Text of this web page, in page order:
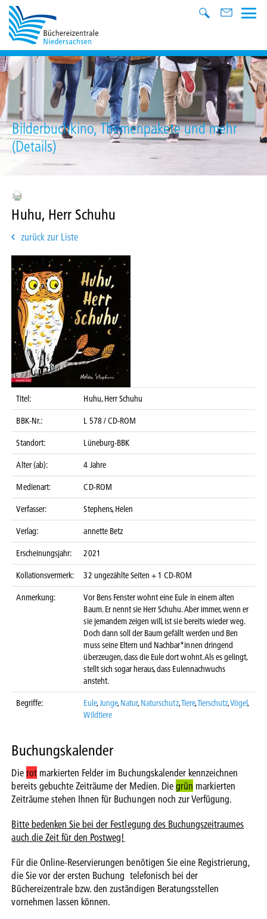
Bilderbuchkino, Themenpakete und mehr
(Details)
Huhu, Herr Schuhu
zurück zur Liste
Titel: Huhu, Herr Schuhu
BBK-Nr.: L 578 / CD-ROM
Standort: Lüneburg-BBK
Alter (ab): 4 Jahre
Medienart: CD-ROM
Verfasser: Stephens, Helen
Verlag: annette Betz
Erscheinungsjahr: 2021
Kollationsvermerk: 32 ungezählte Seiten + 1 CD-ROM
Anmerkung:
Vor Bens Fenster wohnt eine Eule in einem alten
Baum. Er nennt sie Herr Schuhu. Aber immer, wenn er
sie jemandem zeigen will, ist sie bereits wieder weg.
Doch dann soll der Baum gefällt werden und Ben
muss seine Eltern und Nachbar*innen dringend
überzeugen, dass die Eule dort wohnt. Als es gelingt,
stellt sich sogar heraus, dass Eulennachwuchs
ansteht.
Begriffe: Eule,Junge,Natur,Naturschutz,Tiere,Tierschutz,Vögel,
Wildtiere
Buchungskalender
Die rotmarkierten Felder im Buchungskalender kennzeichnen
bereits gebuchte Zeiträume der Medien. Diegrün markierten
Zeiträume stehen Ihnen für Buchungen noch zur Verfügung.
Bitte bedenken Sie bei der Festlegung des Buchungszeitraumes
auch die Zeit für den Postweg!
Für die Online-Reservierungen benötigen Sie eine Registrierung,
die Sie vor der ersten Buchung telefonisch bei der
Büchereizentrale bzw. den zuständigen Beratungsstellen
vornehmen lassen können.